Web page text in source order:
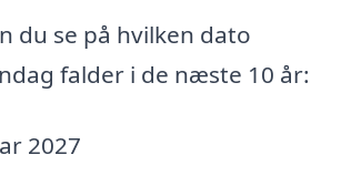
du se på hvilken dato
falder i de næste 10 år:
2027